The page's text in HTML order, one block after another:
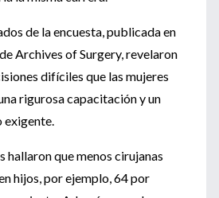
de la encuesta, publicada en
Archives of Surgery, revelaron
difíciles que las mujeres
rigurosa capacitación y un
exigente.
hallaron que menos cirujanas
hijos, por ejemplo, 64 por